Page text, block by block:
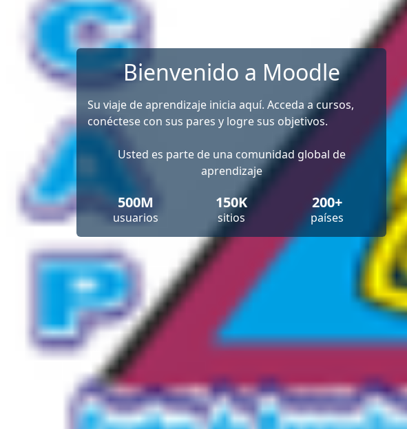
Bienvenido a Moodle
Su viaje de aprendizaje inicia aquí. Acceda a cursos,
conéctese con sus pares y logre sus objetivos.
Usted es parte de una comunidad global de
aprendizaje
500M
usuarios
150K
sitios
200+
países